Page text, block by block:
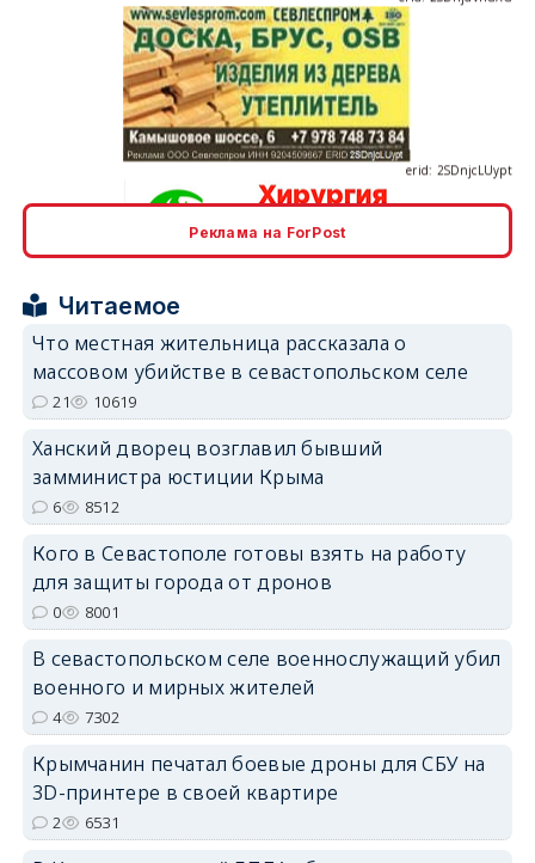
erid: 2SDnjcrDNw6
Реклама на ForPost
Читаемое
Что местная жительница рассказала о
массовом убийстве в севастопольском селе
21 10619
Ханский дворец возглавил бывший
замминистра юстиции Крыма
6 8512
Кого в Севастополе готовы взять на работу
для защиты города от дронов
0 8001
В севастопольском селе военнослужащий убил
военного и мирных жителей
4 7302
Крымчанин печатал боевые дроны для СБУ на
3D-принтере в своей квартире
2 6531